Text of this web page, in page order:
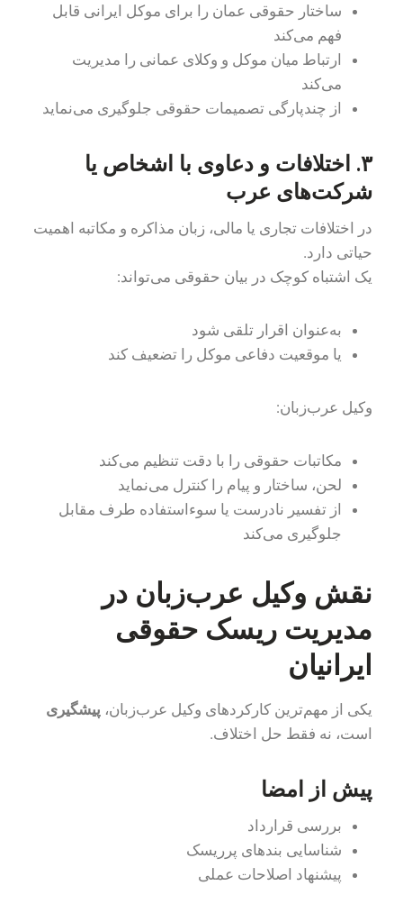
ساختار حقوقی عمان را برای موکل ایرانی قابل
فهم می‌کند
ارتباط میان موکل و وکلای عمانی را مدیریت
می‌کند
از چندپارگی تصمیمات حقوقی جلوگیری می‌نماید
۳. اختلافات و دعاوی با اشخاص یا
شرکت‌های عرب
در اختلافات تجاری یا مالی، زبان مذاکره و مکاتبه اهمیت
حیاتی دارد.
یک اشتباه کوچک در بیان حقوقی می‌تواند:
به‌عنوان اقرار تلقی شود
یا موقعیت دفاعی موکل را تضعیف کند
وکیل عرب‌زبان:
مکاتبات حقوقی را با دقت تنظیم می‌کند
لحن، ساختار و پیام را کنترل می‌نماید
از تفسیر نادرست یا سوءاستفاده طرف مقابل
جلوگیری می‌کند
نقش وکیل عرب‌زبان در
مدیریت ریسک حقوقی
ایرانیان
یکی از مهم‌ترین کارکردهای وکیل عرب‌زبان، پیشگیری
است، نه فقط حل اختلاف.
پیش از امضا
بررسی قرارداد
شناسایی بندهای پرریسک
پیشنهاد اصلاحات عملی